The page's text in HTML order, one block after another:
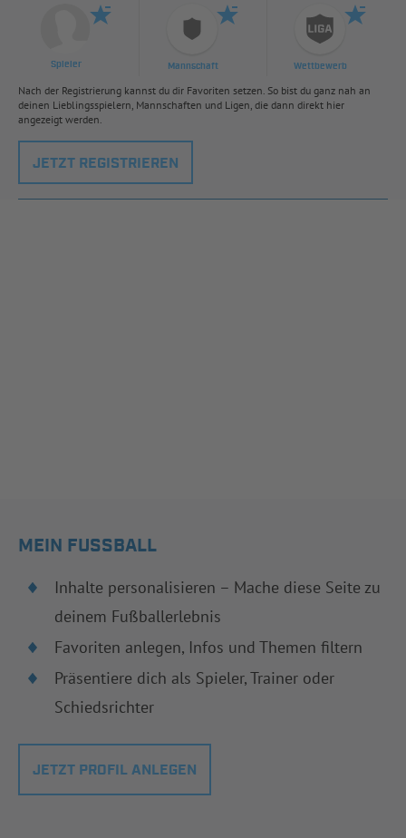
Spieler Mannschaft Wettbewerb
Nach der Registrierung kannst du dir Favoriten setzen. So bist du ganz nah an
deinen Lieblingsspielern, Mannschaften und Ligen, die dann direkt hier
angezeigt werden.
JETZT REGISTRIEREN
MEIN FUSSBALL
Inhalte personalisieren – Mache diese Seite zu
deinem Fußballerlebnis
Favoriten anlegen, Infos und Themen filtern
Präsentiere dich als Spieler, Trainer oder
Schiedsrichter
JETZT PROFIL ANLEGEN